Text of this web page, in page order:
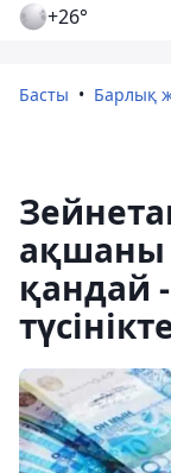
+26°
Басты Барлық
ақшаны
қандай